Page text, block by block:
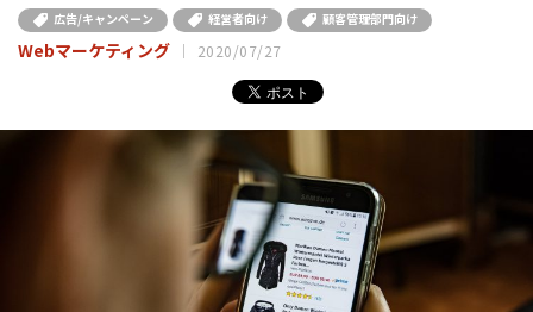
広告/キャンペーン 経営者向け 顧客管理部門向け
Webマーケティング 2020/07/27